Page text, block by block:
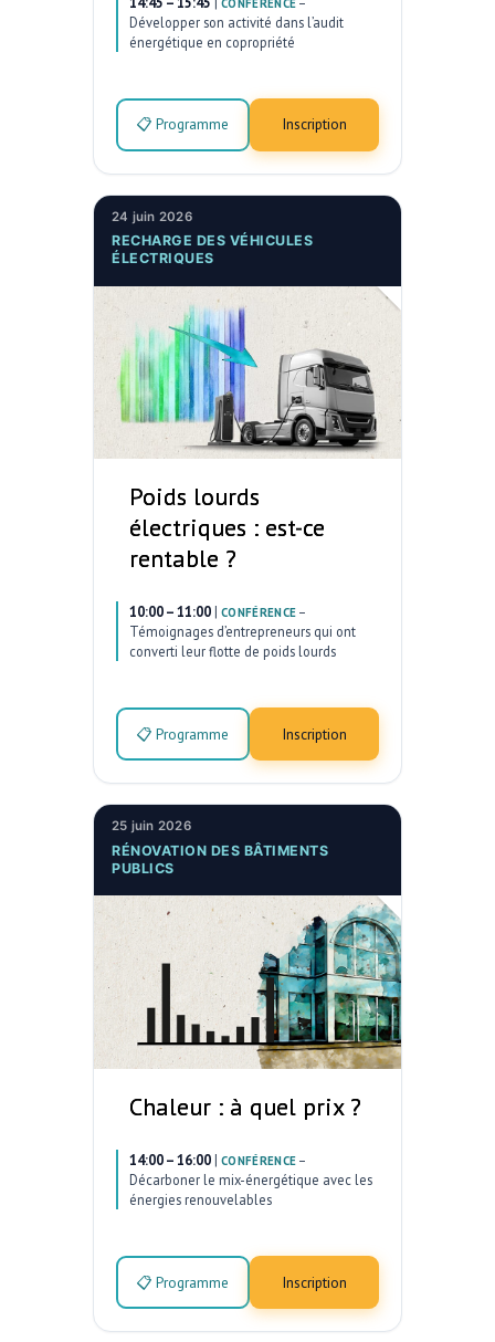
Développer son activité dans l’audit
énergétique en copropriété
📋 Programme Inscription
24 juin 2026
RECHARGE DES VÉHICULES
ÉLECTRIQUES
Poids lourds
électriques : est-ce
rentable ?
10:00 – 11:00 | CONFÉRENCE –
Témoignages d’entrepreneurs qui ont
converti leur flotte de poids lourds
📋 Programme Inscription
25 juin 2026
RÉNOVATION DES BÂTIMENTS
PUBLICS
Chaleur : à quel prix ?
14:00 – 16:00 | CONFÉRENCE –
Décarboner le mix-énergétique avec les
énergies renouvelables
📋 Programme Inscription